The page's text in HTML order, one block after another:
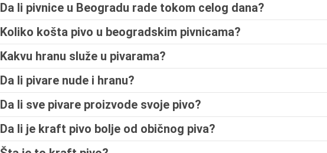
Da li pivnice u Beogradu rade tokom celog dana?
Koliko košta pivo u beogradskim pivnicama?
Kakvu hranu služe u pivarama?
Da li pivare nude i hranu?
Da li sve pivare proizvode svoje pivo?
Da li je kraft pivo bolje od običnog piva?